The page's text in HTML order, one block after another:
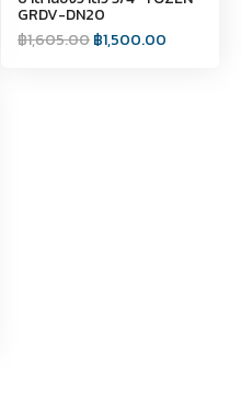
GRDV-DN20
฿1,605.00฿1,500.00